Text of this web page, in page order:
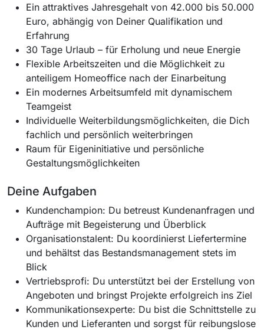
Ein attraktives Jahresgehalt von 42.000 bis 50.000
Euro, abhängig von Deiner Qualifikation und
Erfahrung
30 Tage Urlaub – für Erholung und neue Energie
Flexible Arbeitszeiten und die Möglichkeit zu
anteiligem Homeoffice nach der Einarbeitung
Ein modernes Arbeitsumfeld mit dynamischem
Teamgeist
Individuelle Weiterbildungsmöglichkeiten, die Dich
fachlich und persönlich weiterbringen
Raum für Eigeninitiative und persönliche
Gestaltungsmöglichkeiten
Deine Aufgaben
Kundenchampion: Du betreust Kundenanfragen und
Aufträge mit Begeisterung und Überblick
Organisationstalent: Du koordinierst Liefertermine
und behältst das Bestandsmanagement stets im
Blick
Vertriebsprofi: Du unterstützt bei der Erstellung von
Angeboten und bringst Projekte erfolgreich ins Ziel
Kommunikationsexperte: Du bist die Schnittstelle zu
Kunden und Lieferanten und sorgst für reibungslose